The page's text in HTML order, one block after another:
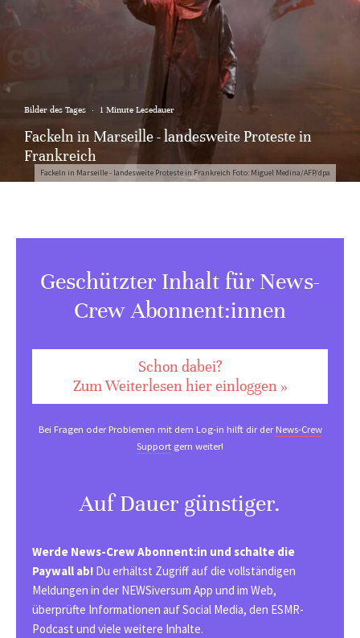
Fackeln in Marseille - landesweite Proteste in Frankreich Foto: Miguel Medina/AFP/dpa
Bilder des Tages · 1 Minute Lesedauer
Fackeln in Marseille - landesweite Proteste in
Frankreich
Geschützter Inhalt für News-
Crew Abonnent:innen
Schon dabei?
Zum Weiterlesen hier einloggen »
Bei Fragen oder Problemen mit dem Log-in hilft dir derNews-Crew
Support gern weiter!
Auf Dauer günstiger.
Werde News-Crew Abonnent:in und schalte die
Paywall ab! Du erhältst Zugriff auf die vollständigen
Meldungen in der NEWSiversum App und im Web,
überprüfte Informationen auf Social Media, den ESMR-
Podcast und viele weitere Inhalte.